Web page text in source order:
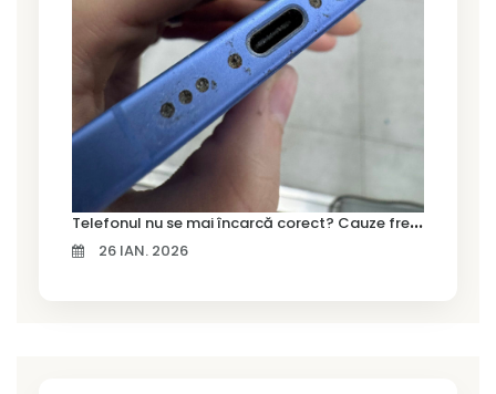
T
elefonul nu se mai încarcă corect? Cauze frecvente și soluții la service în Timișoara
26 IAN. 2026